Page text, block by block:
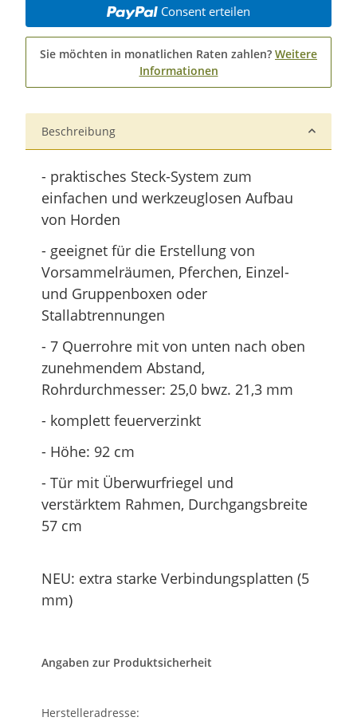
Consent erteilen
Sie möchten in monatlichen Raten zahlen? Weitere
Informationen
Beschreibung
- praktisches Steck-System zum
einfachen und werkzeuglosen Aufbau
von Horden
- geeignet für die Erstellung von
Vorsammelräumen, Pferchen, Einzel-
und Gruppenboxen oder
Stallabtrennungen
- 7 Querrohre mit von unten nach oben
zunehmendem Abstand,
Rohrdurchmesser: 25,0 bwz. 21,3 mm
- komplett feuerverzinkt
- Höhe: 92 cm
- Tür mit Überwurfriegel und
verstärktem Rahmen, Durchgangsbreite
57 cm
NEU: extra starke Verbindungsplatten (5
mm)
Angaben zur Produktsicherheit
Herstelleradresse: